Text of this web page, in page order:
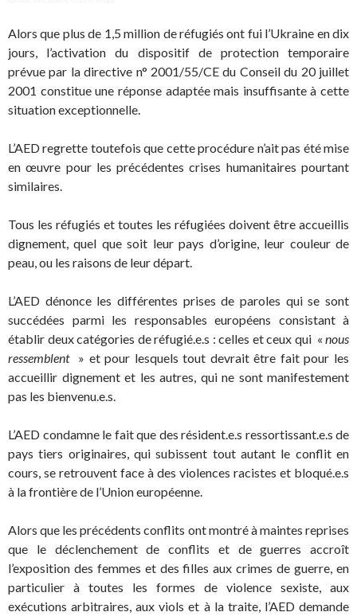
Alors que plus de 1,5 million de réfugiés ont fui l’Ukraine en dix
jours, l’activation du dispositif de protection temporaire
prévue par la directive n° 2001/55/CE du Conseil du 20 juillet
2001 constitue une réponse adaptée mais insuffisante à cette
situation exceptionnelle.
L’AED regrette toutefois que cette procédure n’ait pas été mise
en œuvre pour les précédentes crises humanitaires pourtant
similaires.
Tous les réfugiés et toutes les réfugiées doivent être accueillis
dignement, quel que soit leur pays d’origine, leur couleur de
peau, ou les raisons de leur départ.
L’AED dénonce les différentes prises de paroles qui se sont
succédées parmi les responsables européens consistant à
établir deux catégories de réfugié.e.s : celles et ceux qui « nous
ressemblent » et pour lesquels tout devrait être fait pour les
accueillir dignement et les autres, qui ne sont manifestement
pas les bienvenu.e.s.
L’AED condamne le fait que des résident.e.s ressortissant.e.s de
pays tiers originaires, qui subissent tout autant le conflit en
cours, se retrouvent face à des violences racistes et bloqué.e.s
à la frontière de l’Union européenne.
Alors que les précédents conflits ont montré à maintes reprises
que le déclenchement de conflits et de guerres accroît
l’exposition des femmes et des filles aux crimes de guerre, en
particulier à toutes les formes de violence sexiste, aux
exécutions arbitraires, aux viols et à la traite, l’AED demande